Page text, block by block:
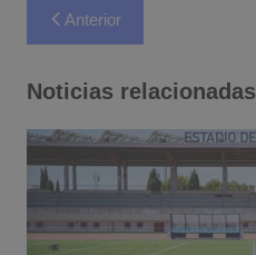
Navegación
de
entradas
Anterior
Noticias relacionadas